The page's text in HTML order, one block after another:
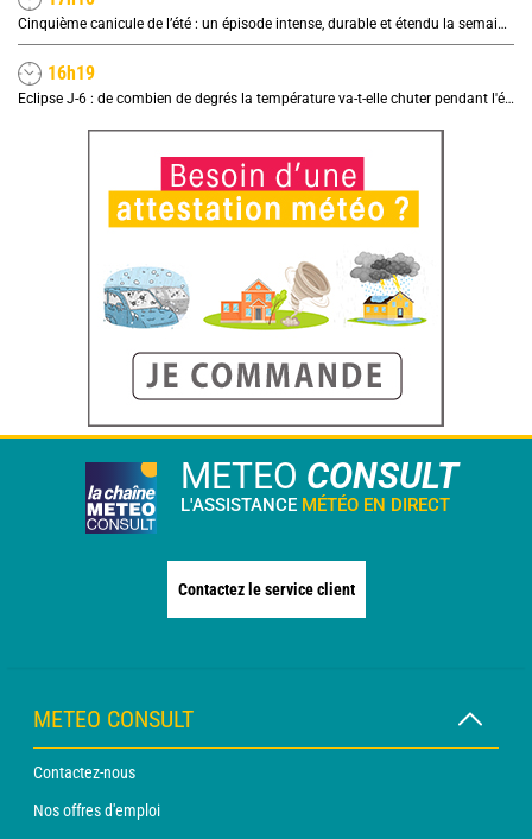
Cinquième canicule de l’été : un épisode intense, durable et étendu la semaine prochaine
16h19
Eclipse J-6 : de combien de degrés la température va-t-elle chuter pendant l'éclipse du 12 août ?
METEO CONSULT
L'ASSISTANCE MÉTÉO EN DIRECT
Contactez le service client
METEO CONSULT
Contactez-nous
Nos offres d'emploi